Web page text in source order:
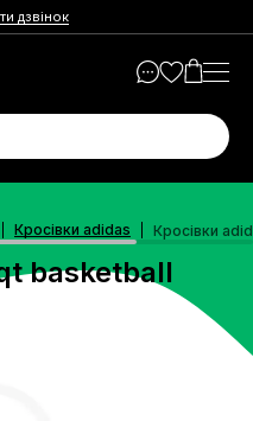
дзвінок
Кросівки adidas Кросівки
basketball